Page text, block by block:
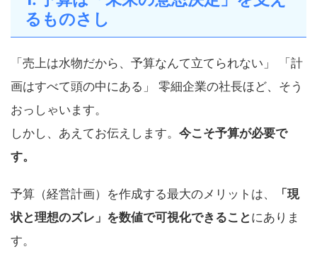
るものさし
「売上は水物だから、予算なんて立てられない」 「計
画はすべて頭の中にある」 零細企業の社長ほど、そう
おっしゃいます。
しかし、あえてお伝えします。 今こそ予算が必要で
す。
予算（経営計画）を作成する最大のメリットは、
「現
状と理想のズレ」を数値で可視化できること にありま
す。